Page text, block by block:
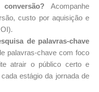
Acompanhe
custo por aquisição e
de palavras-chave
palavras-chave com foco
atrair o público certo e
estágio da jornada de